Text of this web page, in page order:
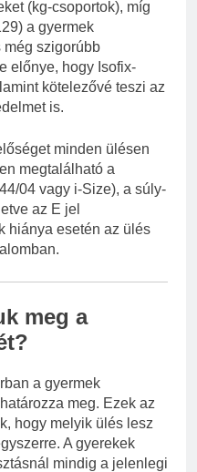
(kg-csoportok), míg
a gyermek
még szigorúbb
előnye, hogy Isofix-
kötelezővé teszi az
is.
minden ülésen
megtalálható a
04 vagy i-Size), a súly-
az E jel
hiánya esetén az ülés
meg a
a gyermek
meg. Ezek az
hogy melyik ülés lesz
A gyerekek
mindig a jelenlegi